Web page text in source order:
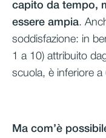
capito da tempo,
essere ampia.
soddisfazione: in
1 a 10) attribuito
scuola, è inferiore a
Ma com’è